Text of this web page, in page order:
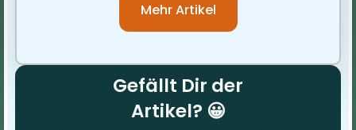
Mehr Artikel
Gefällt Dir der
Artikel? 😀